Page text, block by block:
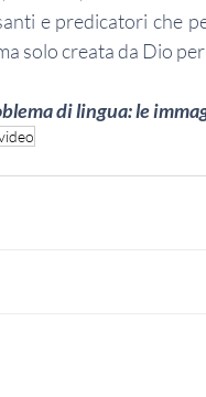
e predicatori che
solo creata da Dio
di lingua: le